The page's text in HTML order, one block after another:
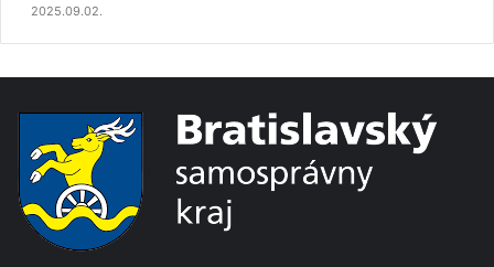
2025.09.02.